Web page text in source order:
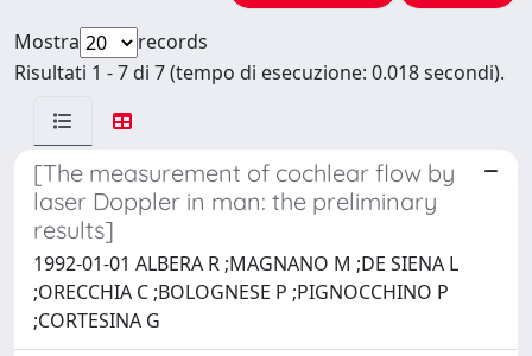
Mostra
records
Risultati 1 - 7 di 7 (tempo di esecuzione: 0.018 secondi).
[The measurement of cochlear flow by
laser Doppler in man: the preliminary
results]
1992-01-01 ALBERA R ;MAGNANO M ;DE SIENA L
;ORECCHIA C ;BOLOGNESE P ;PIGNOCCHINO P
;CORTESINA G